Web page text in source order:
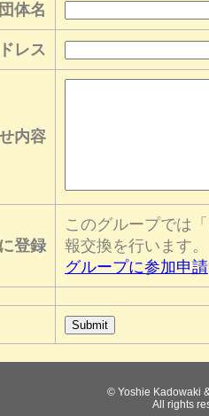
体名
レス
内容
登録
このグループでは
報交換を行います。
グループに参加申請
© Yoshie Kadowaki
All rights